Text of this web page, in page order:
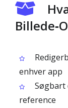
enhver app
reference